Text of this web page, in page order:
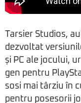
Tarsier Studios,
dezvoltat
și PC ale jocului,
gen pentru
sosi mai târziu în
pentru posesorii